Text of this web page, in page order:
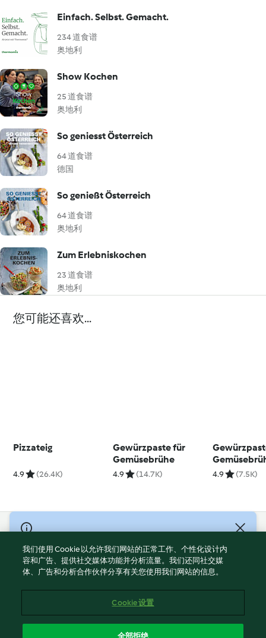
Einfach. Selbst. Gemacht.
234 道食谱
奥地利
Show Kochen
25 道食谱
奥地利
So geniesst Österreich
64 道食谱
德国
So genießt Österreich
64 道食谱
奥地利
Zum Erlebniskochen
23 道食谱
奥地利
您可能还喜欢...
Pizzateig
4.9 (26.4K)
Gewürzpaste für
Gemüsebrühe
4.9 (14.7K) 4.9 (7.5K)
© Copyright 2021-2023 福维克信息科技(上海)有限公司 版权所有
2026
使用规定
Cookies
我们使用 Cookie 以允许我们网站的正常工作、个性化设计内
容和广告、提供社交媒体功能并分析流量。我们还同社交媒
体、广告和分析合作伙伴分享有关您使用我们网站的信息。
Cookie 设置
全部拒绝